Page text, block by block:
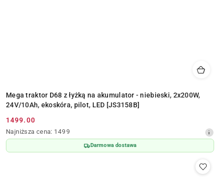
Mega traktor D68 z łyżką na akumulator - niebieski, 2x200W,
24V/10Ah, ekoskóra, pilot, LED [JS3158B]
Cena
promocyjna:
1499.00
Najniższa
cena
z
Najniższa cena: 1499
Darmowa dostawa